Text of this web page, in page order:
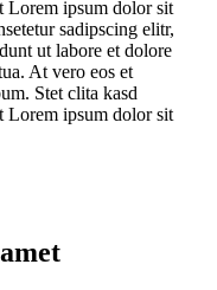
Lorem ipsum dolor sit
sadipscing elitr,
ut labore et dolore
At vero eos et
Stet clita kasd
Lorem ipsum dolor sit